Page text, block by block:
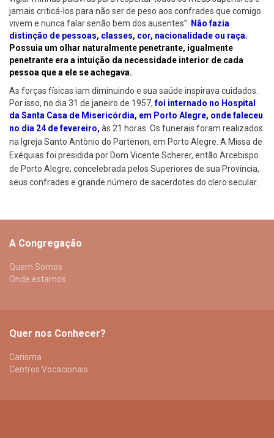
jamais criticá-los para não ser de peso aos confrades que comigo
vivem e nunca falar senão bem dos ausentes”.
Não fazia
distinção de pessoas, classes, cor, nacionalidade ou raça.
Possuia um olhar naturalmente penetrante, igualmente
penetrante era a intuição da necessidade interior de cada
pessoa que a ele se achegava.
As forças físicas iam diminuindo e sua saúde inspirava cuidados.
Por isso, no dia 31 de janeiro de 1957,foi internado no Hospital
da Santa Casa de Misericórdia, em Porto Alegre, onde faleceu
no dia 24 de fevereiro, às 21 horas. Os funerais foram realizados
na Igreja Santo Antônio do Partenon, em Porto Alegre. A Missa de
Exéquias foi presidida por Dom Vicente Scherer, então Arcebispo
de Porto Alegre; concelebrada pelos Superiores de sua Província,
seus confrades e grande número de sacerdotes do clero secular.
A Congregação
Quem Somos
Onde estamos
Quer nos Conhecer?
Carisma
Centros Vocacionais